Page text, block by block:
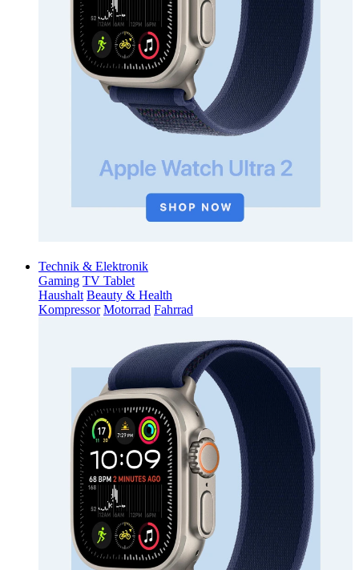
Technik & Elektronik
Gaming TV Tablet
Haushalt Beauty & Health
Kompressor Motorrad Fahrrad